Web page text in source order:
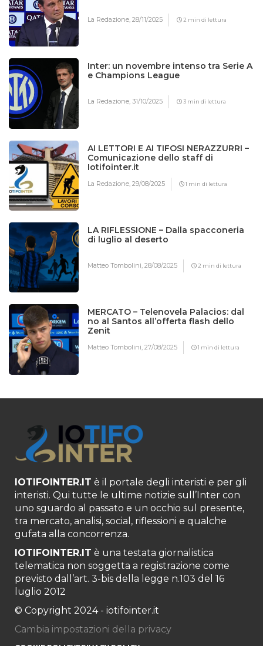
La Redazione,28/11/2025 2 min di lettura
Inter: un novembre intenso tra Serie A
e Champions League
La Redazione,31/10/2025 3 min di lettura
AI LETTORI E AI TIFOSI NERAZZURRI –
Comunicazione dello staff di
Iotifointer.it
La Redazione,29/08/2025 1 min di lettura
LA RIFLESSIONE – Dalla spacconeria
di luglio al deserto
Matteo Tombolini,28/08/2025 2 min di lettura
MERCATO – Telenovela Palacios: dal
no al Santos all’offerta flash dello
Zenit
Matteo Tombolini,27/08/2025 1 min di lettura
IOTIFOINTER.IT è il portale degli interisti e per gli
interisti. Qui tutte le ultime notizie sull’Inter con
uno sguardo al passato e un occhio sul presente,
tra mercato, analisi, social, riflessioni e qualche
gufata alla concorrenza.
IOTIFOINTER.IT è una testata giornalistica
telematica non soggetta a registrazione come
previsto dall’art. 3-bis della legge n.103 del 16
luglio 2012
© Copyright 2024 - iotifointer.it
Cambia impostazioni della privacy